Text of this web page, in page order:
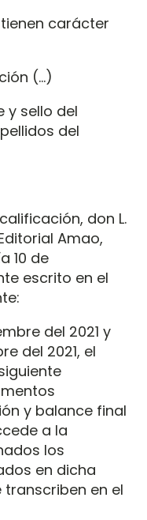
carácter
(…)
y sello del
del
don L.
Amao,
10 de
escrito en el
del 2021 y
del 2021, el
y balance final
a la
los
en dicha
en el